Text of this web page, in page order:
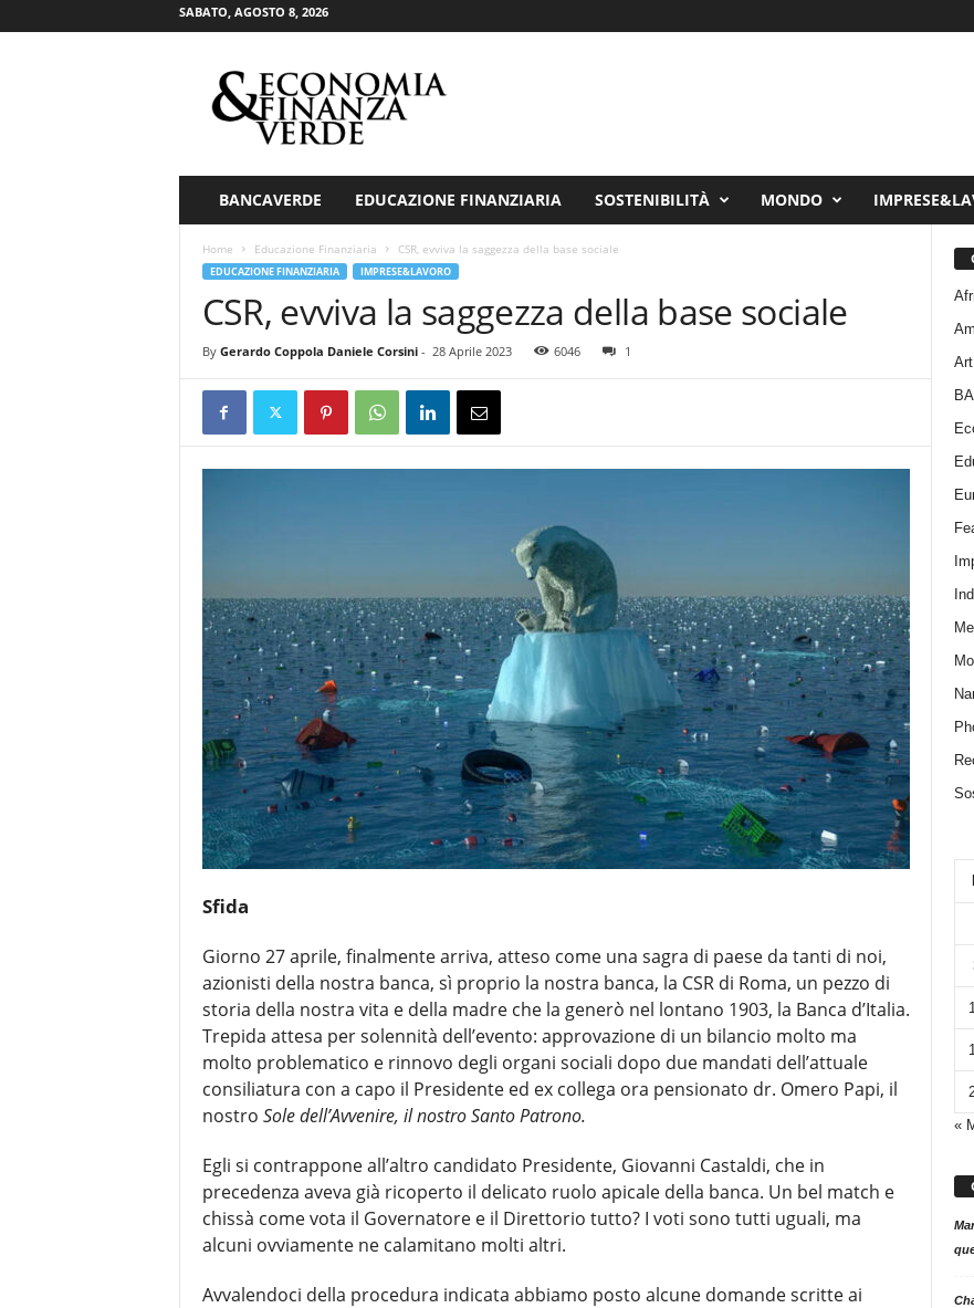
SABATO, AGOSTO 8, 2026
z
e
BANCAVERDE EDUCAZIONE FINANZIARIA SOSTENIBILITÀ MONDO
Home Educazione Finanziaria CSR, evviva la saggezza della base sociale
EDUCAZIONE FINANZIARIA IMPRESE&LAVORO
CSR, evviva la saggezza della base sociale
By Gerardo Coppola Daniele Corsini- 28 Aprile 2023 6046 1
Sfida
Giorno 27 aprile, finalmente arriva, atteso come una sagra di paese da tanti di noi,
azionisti della nostra banca, sì proprio la nostra banca, la CSR di Roma, un pezzo di
storia della nostra vita e della madre che la generò nel lontano 1903, la Banca d’Italia.
Trepida attesa per solennità dell’evento: approvazione di un bilancio molto ma
molto problematico e rinnovo degli organi sociali dopo due mandati dell’attuale
consiliatura con a capo il Presidente ed ex collega ora pensionato dr. Omero Papi, il
nostro Sole dell’Avvenire, il nostro Santo Patrono.
Egli si contrappone all’altro candidato Presidente, Giovanni Castaldi, che in
precedenza aveva già ricoperto il delicato ruolo apicale della banca. Un bel match e
chissà come vota il Governatore e il Direttorio tutto? I voti sono tutti uguali, ma
alcuni ovviamente ne calamitano molti altri.
Avvalendoci della procedura indicata abbiamo posto alcune domande scritte ai
«